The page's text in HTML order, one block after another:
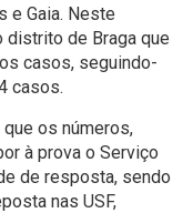
e Gaia. Neste
distrito de Braga que
casos, seguindo-
casos.
os números,
à prova o Serviço
de resposta, sendo
nas USF,